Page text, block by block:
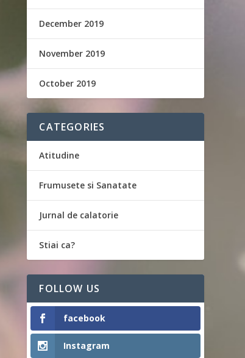
December 2019
November 2019
October 2019
CATEGORIES
Atitudine
Frumusete si Sanatate
Jurnal de calatorie
Stiai ca?
FOLLOW US
facebook
Instagram